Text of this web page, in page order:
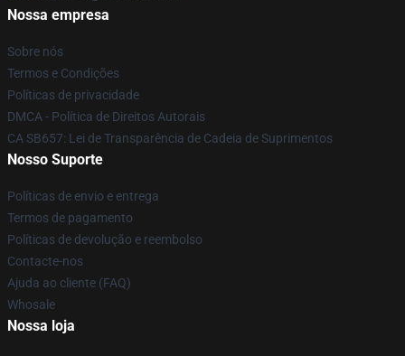
Nossa empresa
Sobre nós
Termos e Condições
Políticas de privacidade
DMCA - Política de Direitos Autorais
CA SB657: Lei de Transparência de Cadeia de Suprimentos
Nosso Suporte
Políticas de envio e entrega
Termos de pagamento
Políticas de devolução e reembolso
Contacte-nos
Ajuda ao cliente (FAQ)
Whosale
Nossa loja